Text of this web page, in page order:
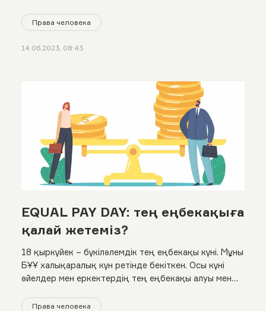
Права человека
14.06.2023, 08:43
EQUAL PAY DAY: тең еңбекақыға
қалай жетеміз?
18 қыркүйек – бүкіләлемдік тең еңбекақы күні. Мұны
БҰҰ халықаралық күн ретінде бекіткен. Осы күні
әйелдер мен еркектердің тең еңбекақы алуы мен
мәселелерді талқылайды. Біз де бұл күнге орай
Права человека